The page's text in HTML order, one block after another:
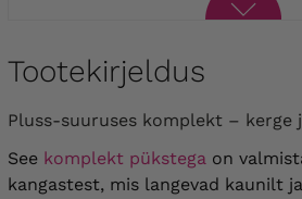
Tootekirjeldus
Pluss-suuruses komplekt – kerge
See komplekt pükstega on
kangastest, mis langevad kaunilt